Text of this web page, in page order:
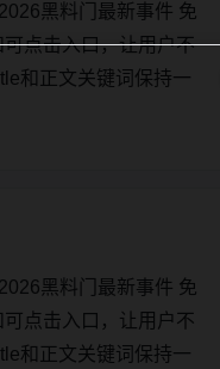
黑料门最新事件 免
点击入口，让用户不
和正文关键词保持一
黑料门最新事件 免
点击入口，让用户不
和正文关键词保持一